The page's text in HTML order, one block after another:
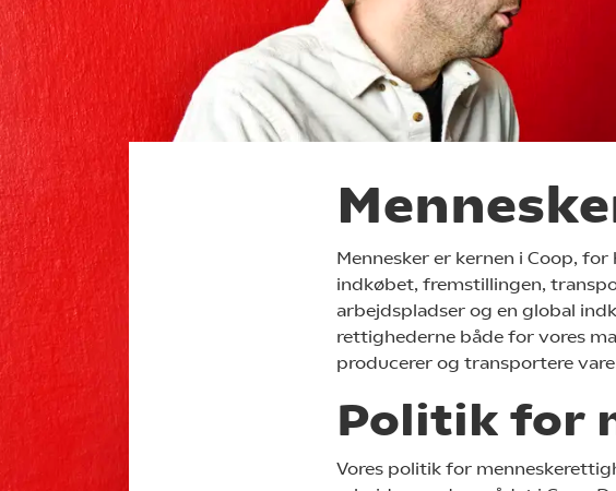
Mennesker er kernen i Coop,
indkøbet, fremstillingen,
arbejdspladser og en global
rettighederne både for vores
producerer og transportere
Politik for
Vores politik for